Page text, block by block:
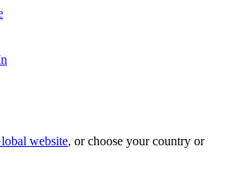
website, or choose your country or